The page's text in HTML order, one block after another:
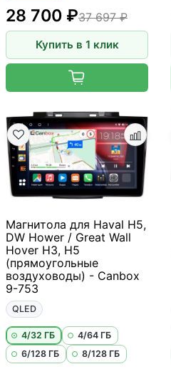
37 697 ₽
28 700 ₽
Купить в 1 клик
Магнитола для Haval H5,
DW Hower / Great Wall
Hover H3, H5
(прямоугольные
воздуховоды) - Canbox
9-753
QLED
4/32 ГБ
4/64 ГБ
6/128 ГБ
8/128 ГБ